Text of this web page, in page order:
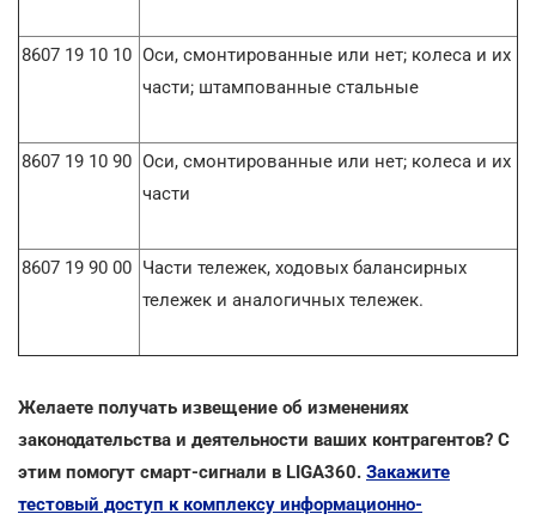
8607 19 10 10 Оси, смонтированные или нет; колеса и их
части; штампованные стальные
8607 19 10 90 Оси, смонтированные или нет; колеса и их
части
8607 19 90 00 Части тележек, ходовых балансирных
тележек и аналогичных тележек.
Желаете получать извещение об изменениях
законодательства и деятельности ваших контрагентов? С
этим помогут смарт-сигнали в LIGA360. Закажите
тестовый доступ к комплексу информационно-